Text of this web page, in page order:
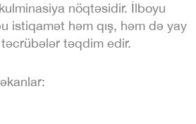
nöqtəsidir. İlboyu
istiqamət həm qış, həm də yay
təqdim edir.